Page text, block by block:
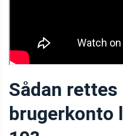
Sådan
brugerkonto